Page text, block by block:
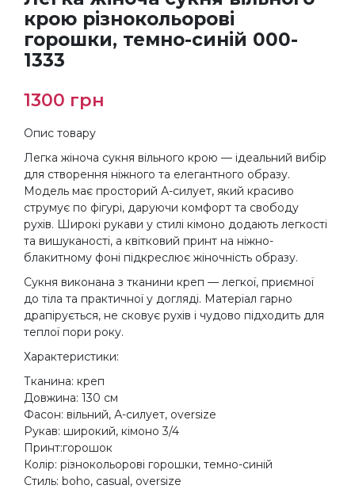
крою різнокольорові
горошки, темно-синій 000-
1333
1300 грн
Опис товару
Легка жіноча сукня вільного крою — ідеальний вибір
для створення ніжного та елегантного образу.
Модель має просторий А-силует, який красиво
струмує по фігурі, даруючи комфорт та свободу
рухів. Широкі рукави у стилі кімоно додають легкості
та вишуканості, а квітковий принт на ніжно-
блакитному фоні підкреслює жіночність образу.
Сукня виконана з тканини креп — легкої, приємної
до тіла та практичної у догляді. Матеріал гарно
драпірується, не сковує рухів і чудово підходить для
теплої пори року.
Характеристики:
Тканина: креп
Довжина: 130 см
Фасон: вільний, А-силует, oversize
Рукав: широкий, кімоно 3/4
Принт:горошок
Колір: різнокольорові горошки, темно-синій
Стиль: boho, casual, oversize